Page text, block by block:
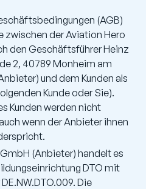
(AGB)
zwischen der Aviation Hero
den Geschäftsführer Heinz
2, 40789 Monheim am
und dem Kunden als
Kunde oder Sie).
Kunden werden nicht
wenn der Anbieter ihnen
(Anbieter) handelt es
DTO mit
Die